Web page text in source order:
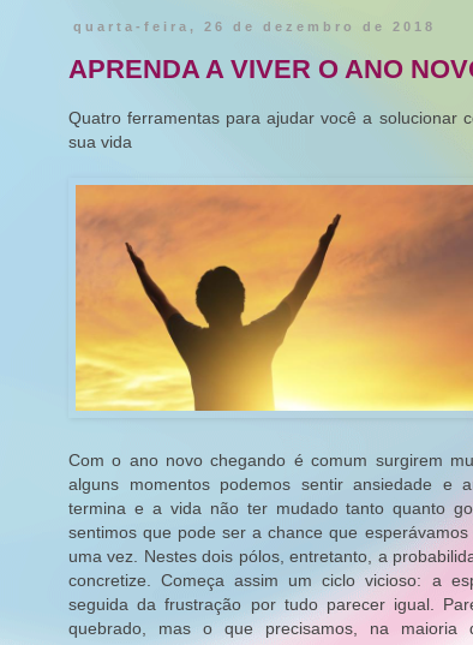
quarta-feira, 26 de dezembro de 2018
APRENDA A VIVER O ANO
Quatro ferramentas para ajudar você a solucionar
sua vida
Com o ano novo chegando é comum surgirem
alguns momentos podemos sentir ansiedade e
termina e a vida não ter mudado tanto quanto
sentimos que pode ser a chance que
uma vez. Nestes dois pólos, entretanto, a
concretize. Começa assim um ciclo vicioso: a
seguida da frustração por tudo parecer igual.
quebrado, mas o que precisamos, na maioria